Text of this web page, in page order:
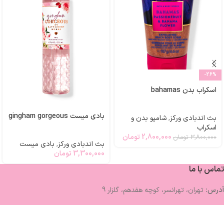
-26%
اسکراب بدن bahamas
بث اندبادی ورکز,شامپو بدن و
اسکراب
3,800,000 تومان 2,800,000 تومان
بادی میست gingham gorgeous
بث اندبادی ورکز, بادی میست
3,300,000 تومان
تماس با ما
آدرس: تهران، تهرانسر، کوچه هفدهم، گلزار 9